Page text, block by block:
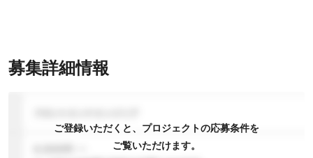
募集詳細情報
ご登録いただくと、プロジェクトの応募条件を
ご覧いただけます。